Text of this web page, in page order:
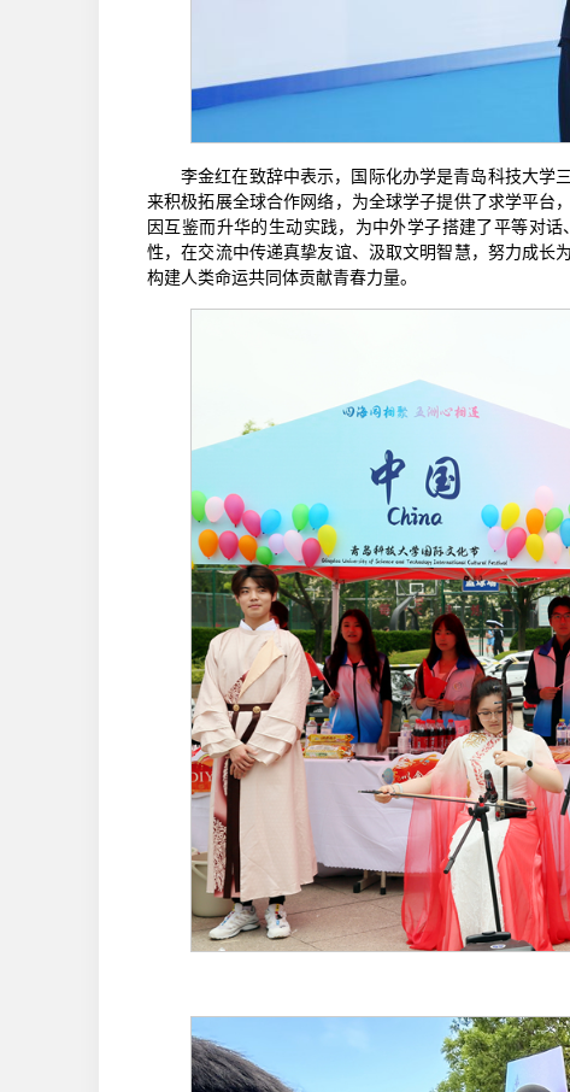
李金红在致辞中表示，国际化办学是青岛科技大学
来积极拓展全球合作网络，为全球学子提供了求学平台
因互鉴而升华的生动实践，为中外学子搭建了平等对
性，在交流中传递真挚友谊、汲取文明智慧，努力成长
构建人类命运共同体贡献青春力量。